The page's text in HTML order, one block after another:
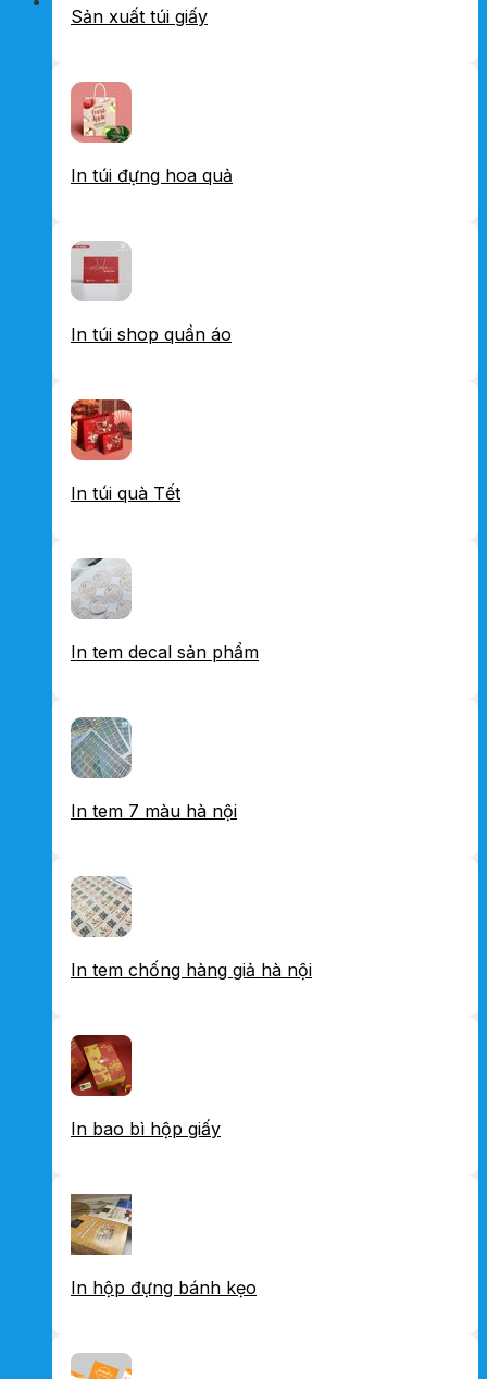
Sản xuất túi giấy
In túi đựng hoa quả
In túi shop quần áo
In túi quà Tết
In tem decal sản phẩm
In tem 7 màu hà nội
In tem chống hàng giả hà nội
In bao bì hộp giấy
In hộp đựng bánh kẹo